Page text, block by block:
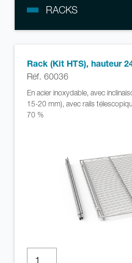
RACKS
Rack (Kit HTS), hauteur
Réf. 60036
En acier inoxydable, avec
15-20 mm), avec rails
70 %